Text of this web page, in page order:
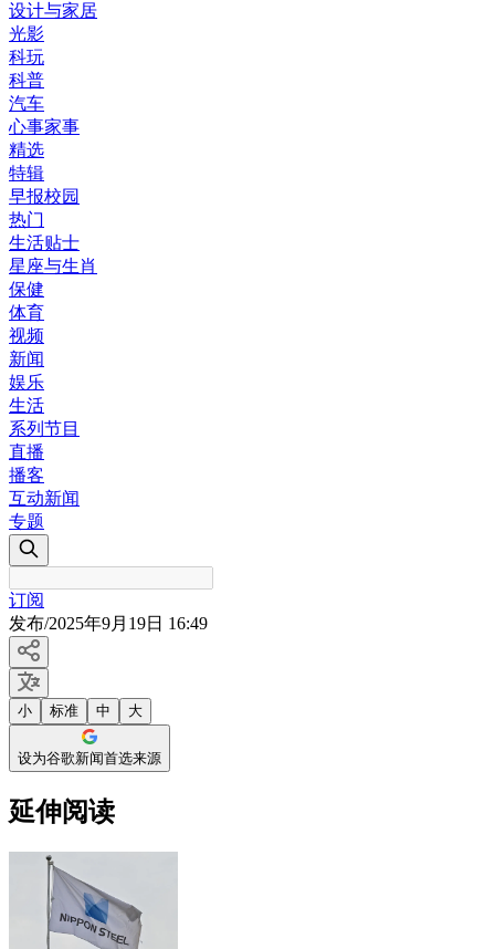
设计与家居
光影
科玩
科普
汽车
心事家事
精选
特辑
早报校园
热门
生活贴士
星座与生肖
保健
体育
视频
新闻
娱乐
生活
系列节目
直播
播客
互动新闻
专题
订阅
发布/2025年9月19日 16:49
小 标准 中 大
设为谷歌新闻首选来源
延伸阅读